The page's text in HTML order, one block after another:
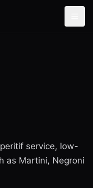
service, low-
as Martini, Negroni